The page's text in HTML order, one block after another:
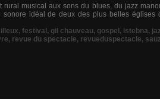
musical aux sons du blues, du jazz
idéal de deux des plus belles églises
, festival , gil chauveau, gospel , istebna,
, revue du spectacle, revueduspectacle,